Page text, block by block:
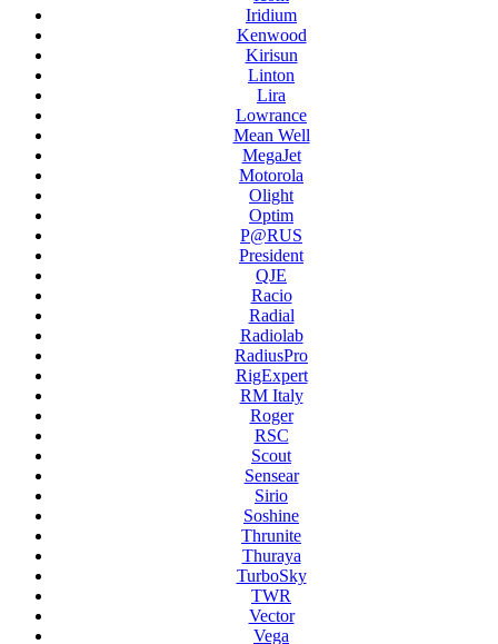
Iridium
Kenwood
Kirisun
Linton
Lira
Lowrance
Mean Well
MegaJet
Motorola
Olight
Optim
P@RUS
President
QJE
Racio
Radial
Radiolab
RadiusPro
RigExpert
RM Italy
Roger
RSC
Scout
Sensear
Sirio
Soshine
Thrunite
Thuraya
TurboSky
TWR
Vector
Vega